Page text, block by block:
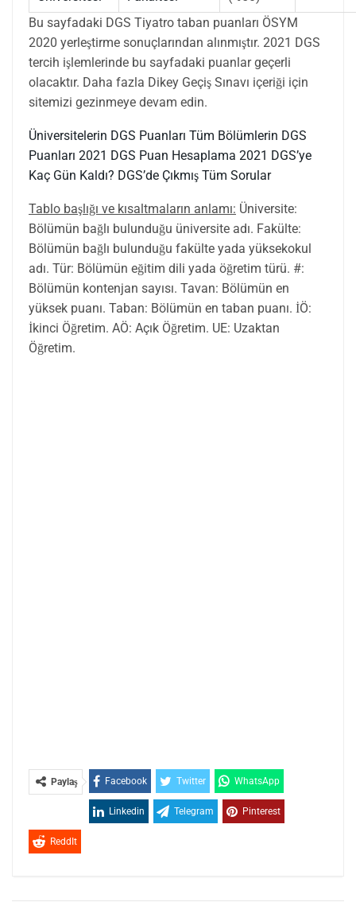
Bu sayfadaki DGS Tiyatro taban puanları ÖSYM
2020 yerleştirme sonuçlarından alınmıştır. 2021 DGS
tercih işlemlerinde bu sayfadaki puanlar geçerli
olacaktır. Daha fazla Dikey Geçiş Sınavı içeriği için
sitemizi gezinmeye devam edin.
Üniversitelerin DGS Puanları Tüm Bölümlerin DGS
Puanları 2021 DGS Puan Hesaplama 2021 DGS’ye
Kaç Gün Kaldı? DGS’de Çıkmış Tüm Sorular
Tablo başlığı ve kısaltmaların anlamı: Üniversite:
Bölümün bağlı bulunduğu üniversite adı. Fakülte:
Bölümün bağlı bulunduğu fakülte yada yüksekokul
adı. Tür: Bölümün eğitim dili yada öğretim türü. #:
Bölümün kontenjan sayısı. Tavan: Bölümün en
yüksek puanı. Taban: Bölümün en taban puanı. İÖ:
İkinci Öğretim. AÖ: Açık Öğretim. UE: Uzaktan
Öğretim.
Paylaş Facebook Twitter WhatsApp
Linkedin Telegram Pinterest
ReddIt